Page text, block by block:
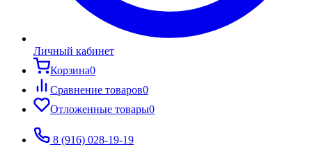
Личный кабинет
Корзина0
Сравнение товаров0
Отложенные товары0
8 (916) 028-19-19